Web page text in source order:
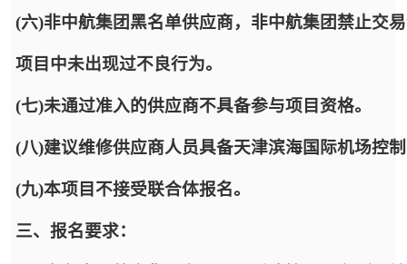
(六)非中航集团黑名单供应商，非中航集团禁止交
项目中未出现过不良行为。
(七)未通过准入的供应商不具备参与项目资格。
(八)建议维修供应商人员具备天津滨海国际机场控
(九)本项目不接受联合体报名。
三、报名要求：